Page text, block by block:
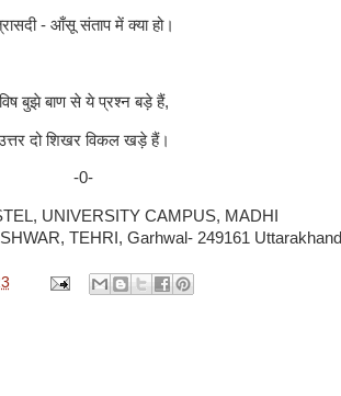
- आँसू संताप में क्या हो।
बुझे बाण से ये प्रश्न बड़े हैं,
दो शिखर विकल खड़े हैं।
-0-
UNIVERSITY CAMPUS, MADHI
TEHRI, Garhwal- 249161 Uttarakhand